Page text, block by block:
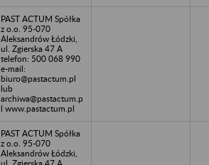
PAST ACTUM Spółka
z o.o. 95-070
Aleksandrów Łódzki,
ul. Zgierska 47 A
telefon: 500 068 990
e-mail:
biuro@pastactum.pl
lub
archiwa@pastactum.p
l www.pastactum.pl
PAST ACTUM Spółka
z o.o. 95-070
Aleksandrów Łódzki,